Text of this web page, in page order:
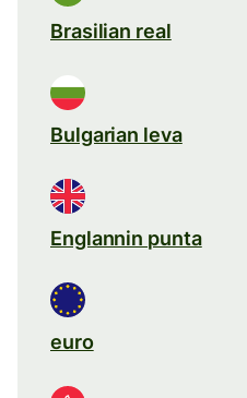
Brasilian real
Bulgarian leva
Englannin punta
euro